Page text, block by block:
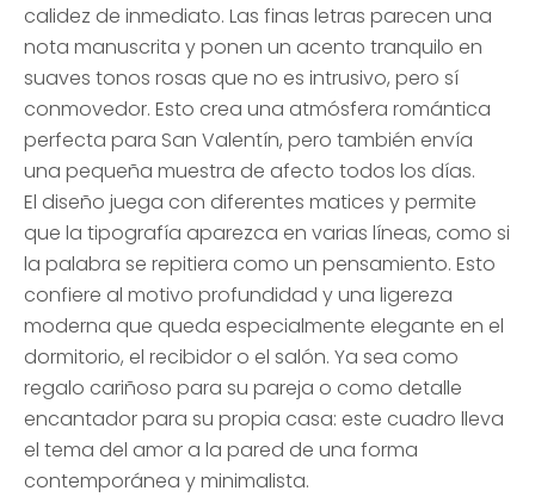
calidez de inmediato. Las finas letras parecen una
nota manuscrita y ponen un acento tranquilo en
suaves tonos rosas que no es intrusivo, pero sí
conmovedor. Esto crea una atmósfera romántica
perfecta para San Valentín, pero también envía
una pequeña muestra de afecto todos los días.
El diseño juega con diferentes matices y permite
que la tipografía aparezca en varias líneas, como si
la palabra se repitiera como un pensamiento. Esto
confiere al motivo profundidad y una ligereza
moderna que queda especialmente elegante en el
dormitorio, el recibidor o el salón. Ya sea como
regalo cariñoso para su pareja o como detalle
encantador para su propia casa: este cuadro lleva
el tema del amor a la pared de una forma
contemporánea y minimalista.